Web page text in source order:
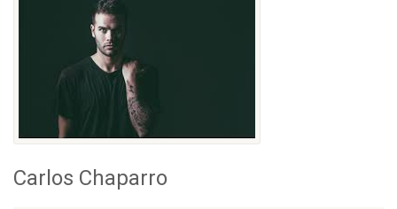
Carlos Chaparro